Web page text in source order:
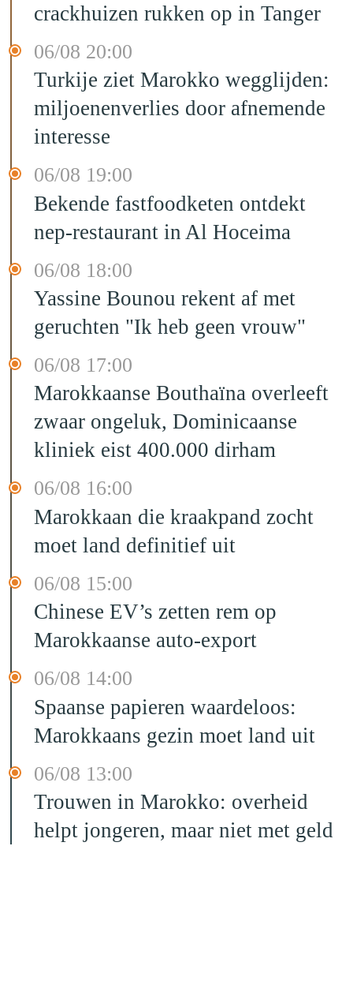
crackhuizen rukken op in Tanger
06/08 20:00
Turkije ziet Marokko wegglijden:
miljoenenverlies door afnemende
interesse
06/08 19:00
Bekende fastfoodketen ontdekt
nep-restaurant in Al Hoceima
06/08 18:00
Yassine Bounou rekent af met
geruchten "Ik heb geen vrouw"
06/08 17:00
Marokkaanse Bouthaïna overleeft
zwaar ongeluk, Dominicaanse
kliniek eist 400.000 dirham
06/08 16:00
Marokkaan die kraakpand zocht
moet land definitief uit
06/08 15:00
Chinese EV’s zetten rem op
Marokkaanse auto-export
06/08 14:00
Spaanse papieren waardeloos:
Marokkaans gezin moet land uit
06/08 13:00
Trouwen in Marokko: overheid
helpt jongeren, maar niet met geld